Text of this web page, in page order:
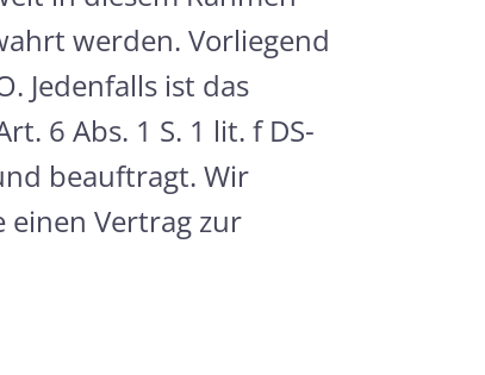
werden. Vorliegend
Jedenfalls ist das
6 Abs. 1 S. 1 lit. f DS-
beauftragt. Wir
einen Vertrag zur